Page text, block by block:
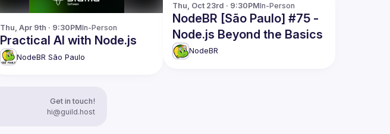
Thu, Apr 9th · 9:30PMIn-Person
Practical AI with Node.js
NodeBR São Paulo
Thu, Oct 23rd · 9:30PMIn-Person
NodeBR [São Paulo] #75 -
Node.js Beyond the Basics
NodeBR
Get in touch!
hi@guild.host